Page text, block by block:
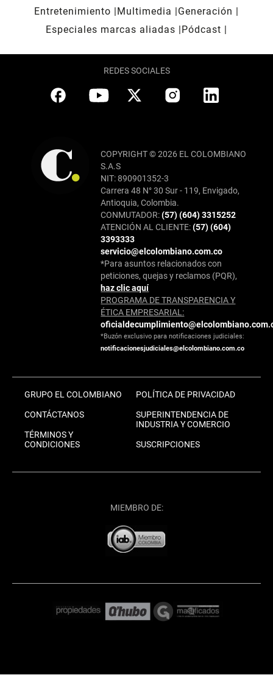
Entretenimiento
Multimedia
Generación
Especiales marcas aliadas
Pódcast
REDES SOCIALES
COPYRIGHT © 2026 EL COLOMBIANO
S.A.S
NIT: 890901352-3
Carrera 48 N° 30 Sur - 119, Envigado,
Antioquia, Colombia.
CONMUTADOR:(57) (604) 3315252
ATENCIÓN AL CLIENTE:(57) (604)
3393333
servicio@elcolombiano.com.co
*Para asuntos relacionados con
peticiones, quejas y reclamos (PQR),
haz clic aquí
PROGRAMA DE TRANSPARENCIA Y
ÉTICA EMPRESARIAL:
*Buzón exclusivo para notificaciones judiciales:
notificacionesjudiciales@elcolombiano.com.co
GRUPO EL COLOMBIANO
CONTÁCTANOS
TÉRMINOS Y
CONDICIONES
POLÍTICA DE PRIVACIDAD
SUPERINTENDENCIA DE
INDUSTRIA Y COMERCIO
SUSCRIPCIONES
MIEMBRO DE: